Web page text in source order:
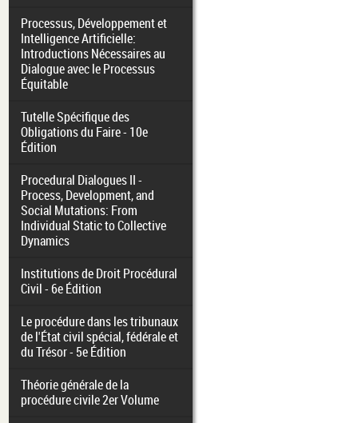
Processus, Développement et
Intelligence Artificielle:
Introductions Nécessaires au
Dialogue avec le Processus
Équitable
Tutelle Spécifique des
Obligations du Faire - 10e
Édition
Procedural Dialogues II -
Process, Development, and
Social Mutations: From
Individual Static to Collective
Dynamics
Institutions de Droit Procédural
Civil - 6e Édition
Le procédure dans les tribunaux
de l'État civil spécial, fédérale et
du Trésor - 5e Édition
Théorie générale de la
procédure civile 2er Volume